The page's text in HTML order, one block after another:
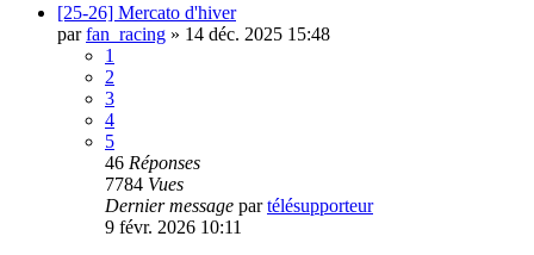
[25-26] Mercato d'hiver
parfan_racing » 14 déc. 2025 15:48
1
2
3
4
5
46 Réponses
7784 Vues
Dernier message partélésupporteur
9 févr. 2026 10:11